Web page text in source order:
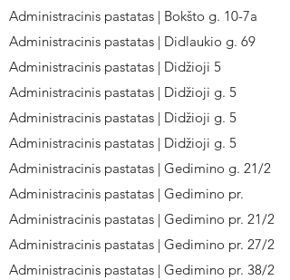
Administracinis pastatas | Bokšto g. 10-7a
Administracinis pastatas | Didlaukio g. 69
Administracinis pastatas | Didžioji 5
Administracinis pastatas | Didžioji g. 5
Administracinis pastatas | Didžioji g. 5
Administracinis pastatas | Didžioji g. 5
Administracinis pastatas | Gedimino g. 21/2
Administracinis pastatas | Gedimino pr.
Administracinis pastatas | Gedimino pr. 21/2
Administracinis pastatas | Gedimino pr. 27/2
Administracinis pastatas | Gedimino pr. 38/2